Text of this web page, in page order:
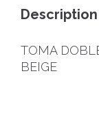
Description
TOMA
BEIGE